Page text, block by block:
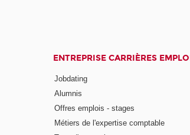
ENTREPRISE CARRIÈRES
Jobdating
Alumnis
Offres emplois - stages
Métiers de l'expertise comptable